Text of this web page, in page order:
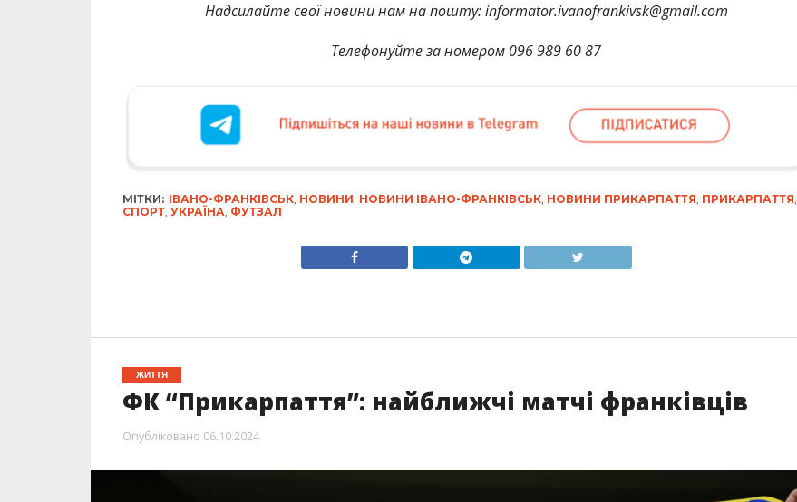
Надсилайте свої новини нам на пошту: informator.ivanofrankivsk@gmail.com
Телефонуйте за номером 096 989 60 87
МІТКИ: ІВАНО-ФРАНКІВСЬК, НОВИНИ, НОВИНИ ІВАНО-ФРАНКІВСЬК, НОВИНИ ПРИКАРПАТТЯ, ПРИКАРПАТТЯ,
СПОРТ, УКРАЇНА, ФУТЗАЛ
ЖИТТЯ
ФК “Прикарпаття”: найближчі матчі франківців
Опубліковано 06.10.2024